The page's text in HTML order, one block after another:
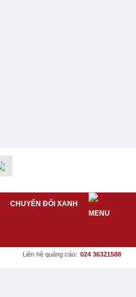
CHUYỂN ĐỔI XANH
Liên hệ quảng cáo: 024 36321588